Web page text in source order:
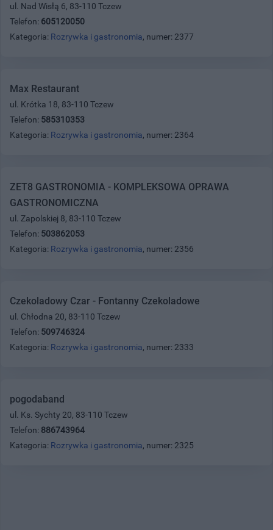
ul. Nad Wisłą 6, 83-110 Tczew
Telefon: 605120050
Kategoria: Rozrywka i gastronomia, numer: 2377
Max Restaurant
ul. Krótka 18, 83-110 Tczew
Telefon: 585310353
Kategoria: Rozrywka i gastronomia, numer: 2364
ZET8 GASTRONOMIA - KOMPLEKSOWA OPRAWA
GASTRONOMICZNA
ul. Zapolskiej 8, 83-110 Tczew
Telefon: 503862053
Kategoria: Rozrywka i gastronomia, numer: 2356
Czekoladowy Czar - Fontanny Czekoladowe
ul. Chłodna 20, 83-110 Tczew
Telefon: 509746324
Kategoria: Rozrywka i gastronomia, numer: 2333
pogodaband
ul. Ks. Sychty 20, 83-110 Tczew
Telefon: 886743964
Kategoria: Rozrywka i gastronomia, numer: 2325